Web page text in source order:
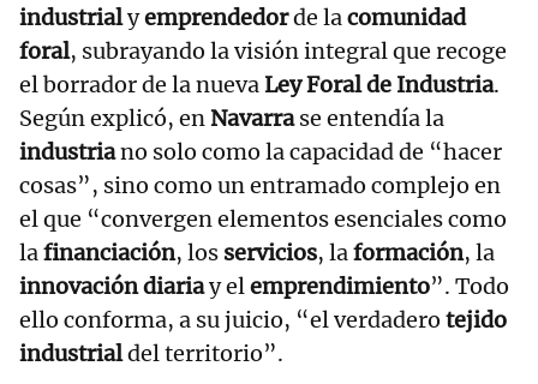
industrialyemprendedorde lacomunidad
foral, subrayando la visión integral que recoge
el borrador de la nuevaLey Foral de Industria.
Según explicó, en Navarrase entendía la
industriano solo como la capacidad de “hacer
cosas”, sino como un entramado complejo en
el que “convergen elementos esenciales como
lafinanciación, los servicios, laformación, la
innovación diariay elemprendimiento”. Todo
ello conforma, a su juicio, “el verdadero tejido
industrialdel territorio”.